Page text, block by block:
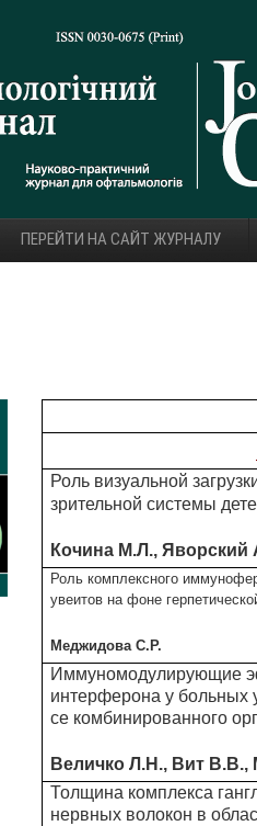
ПЕРЕЙТИ НА САЙТ ЖУРНАЛУ
Роль визуальной
зрительной системы
Кочина М.Л.,
Роль комплексного
увеитов на фоне
Меджидова С.Р.
Иммуномодулирующие
интерферона у больных
се комбинированного
Величко Л.Н., Вит
Толщина комплекса
нервных волокон в